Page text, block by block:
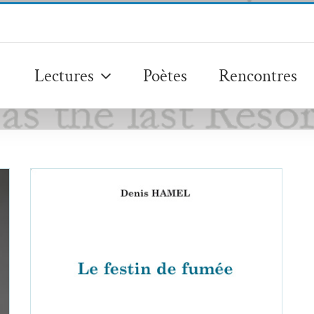
Lectures Poètes Rencontres